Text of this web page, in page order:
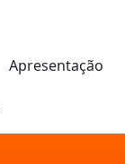
Apresentação